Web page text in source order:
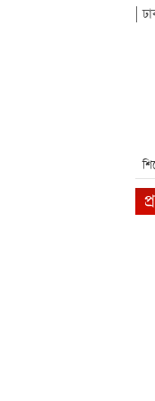
|
প্রতিদিনের